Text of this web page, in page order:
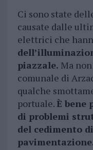
Ci sono state
causate dalle
elettrici che
piazzale. Ma
comunale di
qualche
portuale.È bene
di problemi
del cedimento